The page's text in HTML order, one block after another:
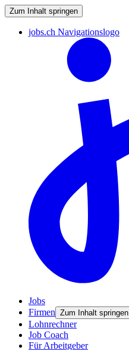
Zum Inhalt springen
jobs.ch Navigationslogo
Jobs
Firmen Zum Inhalt springen
Lohnrechner
Job Coach
Für Arbeitgeber